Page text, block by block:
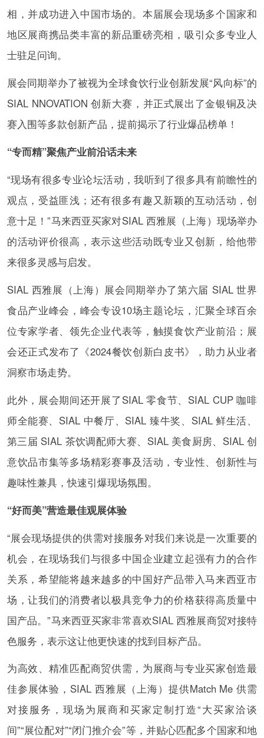
相，并成功进入中国市场的。本届展会现场多个国家和
地区展商携品类丰富的新品重磅亮相，吸引众多专业人
士驻足问询。
展会同期举办了被视为全球食饮行业创新发展“风向标”的
SIAL NNOVATION 创新大赛，并正式展出了金银铜及决
赛入围等多款创新产品，提前揭示了行业爆品榜单！
“专而精”聚焦产业前沿话未来
“现场有很多专业论坛活动，我听到了很多具有前瞻性的
观点，受益匪浅；还有很多有趣又新颖的互动活动，创
意十足！”马来西亚买家对SIAL 西雅展（上海）现场举办
的活动评价很高，表示这些活动既专业又创新，给他带
来很多灵感与启发。
SIAL 西雅展（上海）展会同期举办了第六届 SIAL 世界
食品产业峰会，峰会专设10场主题论坛，汇聚全球百余
位专家学者、领先企业代表等，触摸食饮产业前沿；展
会还正式发布了《2024餐饮创新白皮书》，助力从业者
洞察市场走势。
此外，展会期间还开展了SIAL 零食节、SIAL CUP 咖啡
师全能赛、SIAL 中餐厅、SIAL 臻牛奖、SIAL 鲜生活、
第三届 SIAL 茶饮调配师大赛、SIAL 美食厨房、SIAL 创
意饮品市集等多场精彩赛事及活动，专业性、创新性与
趣味性兼具，快速引爆现场氛围。
“好而美”营造最佳观展体验
“展会现场提供的供需对接服务对我们来说是一次重要的
机会，在现场我们与很多中国企业建立起强有力的合作
关系，希望能将越来越多的中国好产品带入马来西亚市
场，让我们的消费者以极具竞争力的价格获得高质量中
国产品。”马来西亚买家非常喜欢SIAL 西雅展商贸对接特
色服务，表示这让他更快速的找到目标产品。
为高效、精准匹配商贸供需，为展商与专业买家创造最
佳参展体验，SIAL 西雅展（上海）提供Match Me 供需
对接服务，现场为展商和买家定制打造“大买家洽谈
间”“展位配对”“闭门推介会”等，并贴心匹配多个国家和地